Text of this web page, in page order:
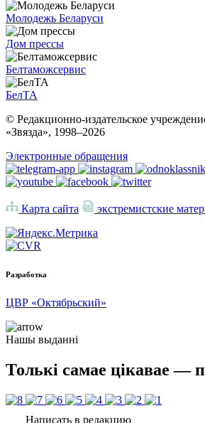
Молодежь Беларуси
Дом прессы
Белтаможсервис
БелТА
© Редакционно-издательское
«Звязда», 1998–2026
Электронные обращения
Карта сайта экстремистские
Разработка
ЦВР «Октябрьский»
Нашы выданні
Толькі самае цікавае —
Написать в редакцию